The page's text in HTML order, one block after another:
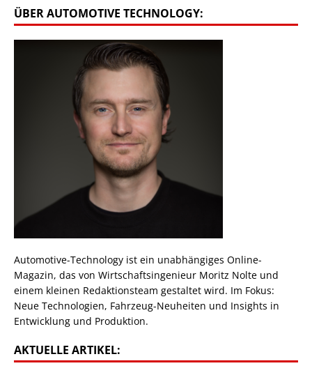
ÜBER AUTOMOTIVE TECHNOLOGY:
Automotive-Technology ist ein unabhängiges Online-
Magazin, das von Wirtschaftsingenieur Moritz Nolte und
einem kleinen Redaktionsteam gestaltet wird. Im Fokus:
Neue Technologien, Fahrzeug-Neuheiten und Insights in
Entwicklung und Produktion.
AKTUELLE ARTIKEL: